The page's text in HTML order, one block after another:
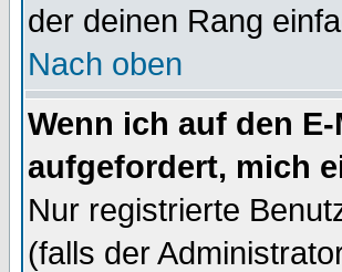
der deinen Rang
Nach oben
Wenn ich auf den
aufgefordert, mich
Nur registrierte
(falls der